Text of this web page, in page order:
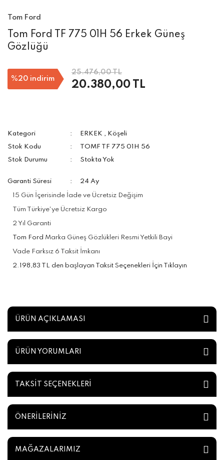
Tom Ford
Tom Ford TF 775 01H 56 Erkek Güneş
Gözlüğü
%20 indirim
25.476,00 TL
20.380,00 TL
Kategori ERKEK , Köşeli
Stok Kodu
TOMF TF 775 01H 56
Stok Durumu
Stokta Yok
Garanti Süresi 24 Ay
15 Gün İçerisinde İade ve Ücretsiz Değişim
Tüm Türkiye'ye Ücretsiz Kargo
2 Yıl Garanti
Tom Ford Marka Güneş Gözlükleri Resmi Yetkili Bayi
Vade Farksız 6 Taksit İmkanı
2.198,83 TL den başlayan Taksit Seçenekleri İçin Tıklayın
ÜRÜN AÇIKLAMASI
ÜRÜN YORUMLARI
TAKSİT SEÇENEKLERİ
ÖNERİLERİNİZ
MAĞAZALARIMIZ